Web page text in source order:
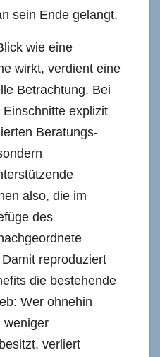
sein Ende gelangt.
wie eine
wirkt, verdient eine
Betrachtung. Bei
explizit
Beratungs-
also, die im
des
reproduziert
die bestehende
Wer ohnehin
weniger
verliert